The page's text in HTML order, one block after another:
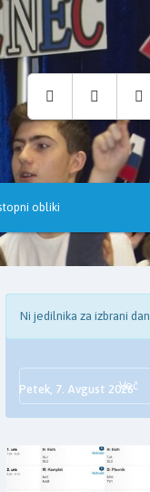
obliki
Petek, 7. Avgust 2026
Ni jedilnika za izbrani dan
Več